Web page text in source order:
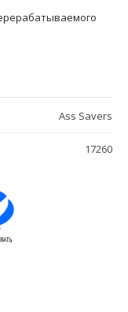
Ass Savers
17260